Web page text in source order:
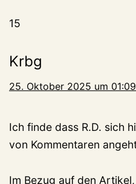
15
Krbg
25. Oktober 2025 um
Ich finde dass R.D. sich
von Kommentaren
Im Bezug auf den Artikel,